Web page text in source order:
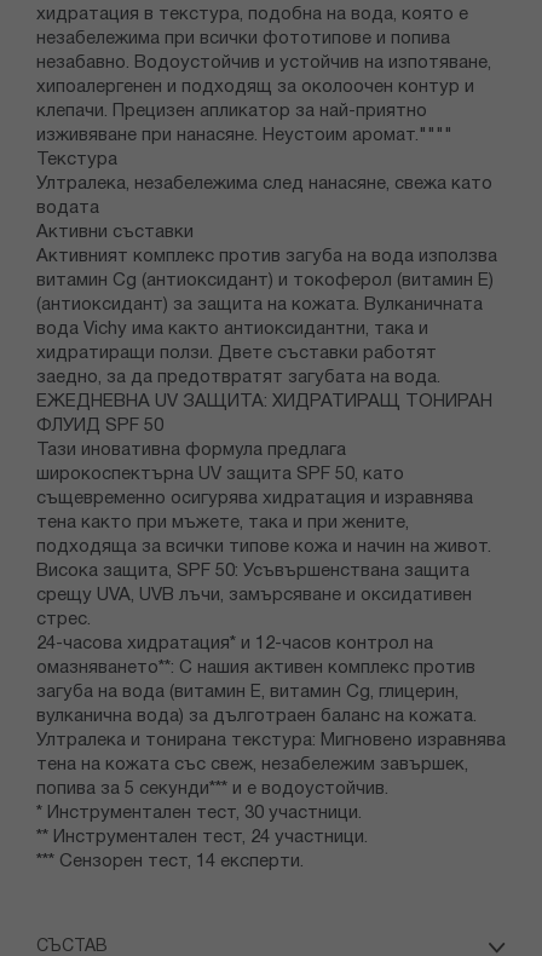
хидратация в текстура, подобна на вода, която е
незабележима при всички фототипове и попива
незабавно. Водоустойчив и устойчив на изпотяване,
хипоалергенен и подходящ за околоочен контур и
клепачи. Прецизен апликатор за най-приятно
изживяване при нанасяне. Неустоим аромат.""""
Текстура
Ултралека, незабележима след нанасяне, свежа като
водата
Активни съставки
Активният комплекс против загуба на вода използва
витамин Cg (антиоксидант) и токоферол (витамин Е)
(антиоксидант) за защита на кожата. Вулканичната
вода Vichy има както антиоксидантни, така и
хидратиращи ползи. Двете съставки работят
заедно, за да предотвратят загубата на вода.
ЕЖЕДНЕВНА UV ЗАЩИТА: ХИДРАТИРАЩ ТОНИРАН
ФЛУИД SPF 50
Тази иновативна формула предлага
широкоспектърна UV защита SPF 50, като
същевременно осигурява хидратация и изравнява
тена както при мъжете, така и при жените,
подходяща за всички типове кожа и начин на живот.
Висока защита, SPF 50: Усъвършенствана защита
срещу UVA, UVB лъчи, замърсяване и оксидативен
стрес.
24-часова хидратация* и 12-часов контрол на
омазняването**: С нашия активен комплекс против
загуба на вода (витамин Е, витамин Cg, глицерин,
вулканична вода) за дълготраен баланс на кожата.
Ултралека и тонирана текстура: Мигновено изравнява
тена на кожата със свеж, незабележим завършек,
попива за 5 секунди*** и е водоустойчив.
* Инструментален тест, 30 участници.
** Инструментален тест, 24 участници.
*** Сензорен тест, 14 експерти.
СЪСТАВ